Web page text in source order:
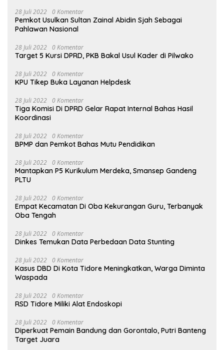
28 Juli 2022 0 Komentar
Pemkot Usulkan Sultan Zainal Abidin Sjah Sebagai
Pahlawan Nasional
28 Juli 2022 0 Komentar
Target 5 Kursi DPRD, PKB Bakal Usul Kader di Pilwako
28 Juli 2022 0 Komentar
KPU Tikep Buka Layanan Helpdesk
28 Juli 2022 0 Komentar
Tiga Komisi Di DPRD Gelar Rapat Internal Bahas Hasil
Koordinasi
28 Juli 2022 0 Komentar
BPMP dan Pemkot Bahas Mutu Pendidikan
28 Juli 2022 0 Komentar
Mantapkan P5 Kurikulum Merdeka, Smansep Gandeng
PLTU
28 Juli 2022 0 Komentar
Empat Kecamatan Di Oba Kekurangan Guru, Terbanyak
Oba Tengah
28 Juli 2022 0 Komentar
Dinkes Temukan Data Perbedaan Data Stunting
28 Juli 2022 0 Komentar
Kasus DBD Di Kota Tidore Meningkatkan, Warga Diminta
Waspada
28 Juli 2022 0 Komentar
RSD Tidore Miliki Alat Endoskopi
28 Juli 2022 0 Komentar
Diperkuat Pemain Bandung dan Gorontalo, Putri Banteng
Target Juara